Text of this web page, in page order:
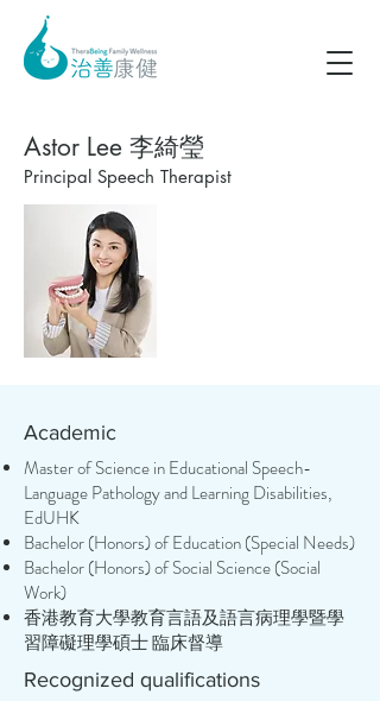
Astor Lee 李綺瑩
Principal Speech Therapist
Academic
Master of Science in Educational Speech-
Language Pathology and Learning Disabilities,
EdUHK
Bachelor (Honors) of Education (Special Needs)
Bachelor (Honors) of Social Science (Social
Work)
香港教育大學教育言語及語言病理學暨學
習障礙理學碩士 臨床督導
Recognized qualifications